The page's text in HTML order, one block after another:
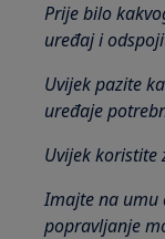
Prije bilo
uređaj i
Uvijek pazite
uređaje
Uvijek koristite
Imajte na umu
popravljanje